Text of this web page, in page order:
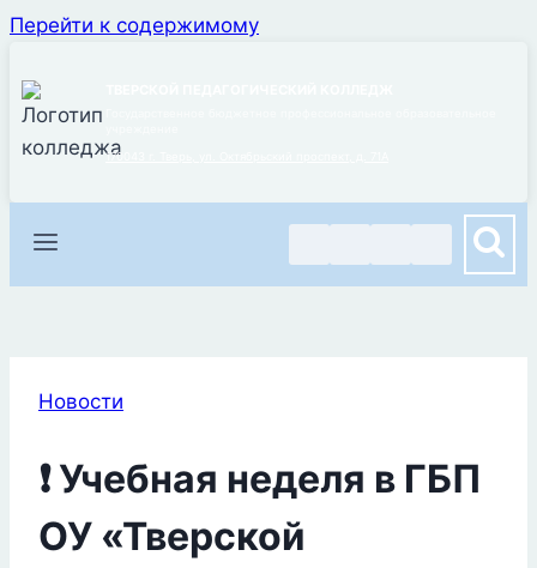
Перейти к содержимому
170043 г. Тверь, ул. Октябрьский проспект, д. 71А
Новости
❗ Учебная неделя в ГБП
ОУ «Тверской